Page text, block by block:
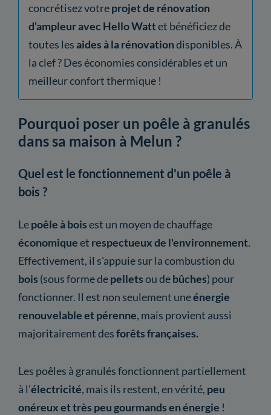
concrétisez votreprojet de rénovation
d'ampleur avec Hello Wattet bénéficiez de
toutes lesaides à la rénovationdisponibles. À
la clef ? Des économies considérables et un
meilleur confort thermique !
Pourquoi poser un poêle à granulés
dans sa maison à Melun ?
Quel est le fonctionnement d'un poêle à
bois ?
Lepoêle à boisest un moyen de chauffage
économiqueet respectueux de l'environnement.
Effectivement, il s'appuie sur la combustion du
bois (sous forme depelletsou debûches) pour
fonctionner. Il est non seulement uneénergie
renouvelable et pérenne, mais provient aussi
majoritairement desforêts françaises.
Les poêles à granulés fonctionnent partiellement
à l'électricité, mais ils restent, en vérité, peu
onéreux et très peu gourmands en énergie !